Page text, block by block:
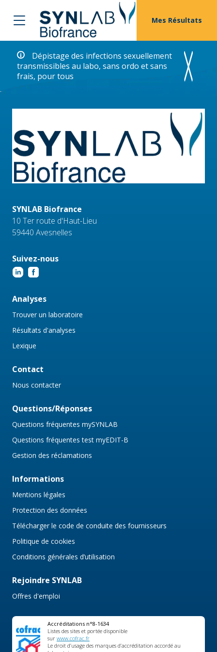
Mes Résultats
Dépistage des infections sexuellement
transmissibles au labo, sans ordo et sans
frais, pour tous
SYNLAB Biofrance
10 Ter route d'Haut-Lieu
59440 Avesnelles
Suivez-nous
Analyses
Trouver un laboratoire
Résultats d'analyses
Lexique
Contact
Nous contacter
Questions/Réponses
Questions fréquentes mySYNLAB
Questions fréquentes test myEDIT-B
Gestion des réclamations
Informations
Mentions légales
Protection des données
Télécharger le code de conduite des fournisseurs
Politique de cookies
Conditions générales d’utilisation
Rejoindre SYNLAB
Offres d'emploi
Accréditations n°8-1634
Listes des sites et portée disponible
sur www.cofrac.fr
Le droit d’usage des marques d’accréditation accordé au